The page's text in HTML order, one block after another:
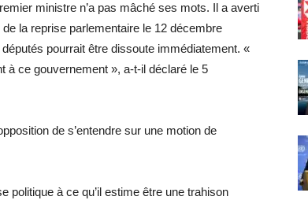
ministre n’a pas mâché ses mots. Il a averti
la reprise parlementaire le 12 décembre
pourrait être dissoute immédiatement. «
à ce gouvernement », a-t-il déclaré le 5
de s’entendre sur une motion de
politique à ce qu’il estime être une trahison